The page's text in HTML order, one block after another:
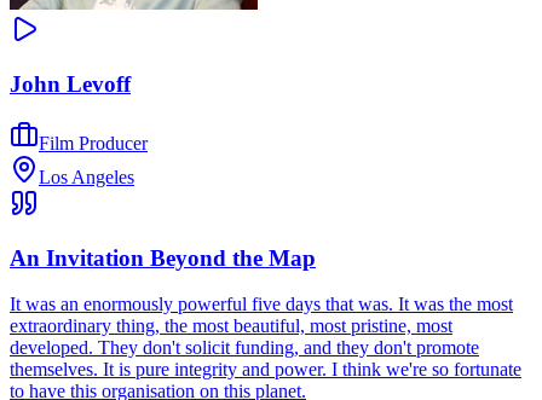
John Levoff
Film Producer
Los Angeles
An Invitation Beyond the Map
It was an enormously powerful five days that was. It was the most
extraordinary thing, the most beautiful, most pristine, most
developed. They don't solicit funding, and they don't promote
themselves. It is pure integrity and power. I think we're so fortunate
to have this organisation on this planet.